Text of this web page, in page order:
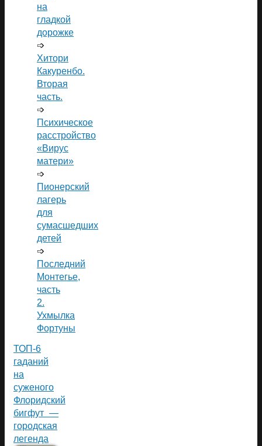
на
гладкой
дорожке
➩
Хитори
Какуренбо.
Вторая
часть.
➩
Психическое
расстройство
«Вирус
матери»
➩
Пионерский
лагерь
для
сумасшедших
детей
➩
Последний
Монтегье,
часть
2.
Ухмылка
Фортуны
ТОП-6
гаданий
на
суженого
Флоридский
бигфут —
городская
легенда